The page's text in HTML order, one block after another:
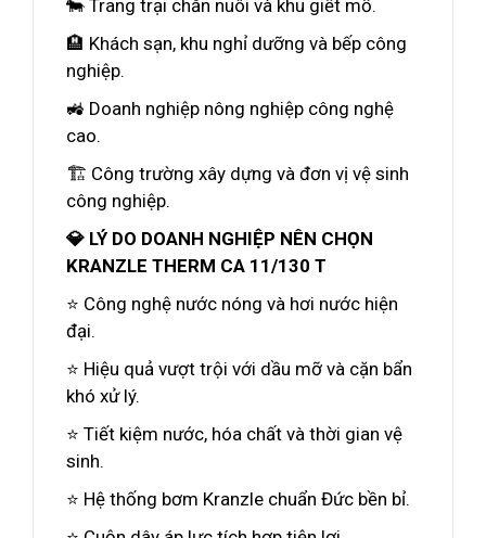
🐄 Trang trại chăn nuôi và khu giết mổ.
🏨 Khách sạn, khu nghỉ dưỡng và bếp công
nghiệp.
🚜 Doanh nghiệp nông nghiệp công nghệ
cao.
🏗️ Công trường xây dựng và đơn vị vệ sinh
công nghiệp.
💎 LÝ DO DOANH NGHIỆP NÊN CHỌN
KRANZLE THERM CA 11/130 T
⭐ Công nghệ nước nóng và hơi nước hiện
đại.
⭐ Hiệu quả vượt trội với dầu mỡ và cặn bẩn
khó xử lý.
⭐ Tiết kiệm nước, hóa chất và thời gian vệ
sinh.
⭐ Hệ thống bơm Kranzle chuẩn Đức bền bỉ.